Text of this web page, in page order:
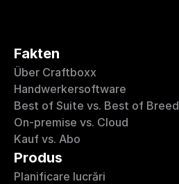
Fakten
Über Craftboxx
Handwerkersoftware
Best of Suite vs. Best of Breed
On-premise vs. Cloud
Kauf vs. Abo
Produs
Planificare lucrări